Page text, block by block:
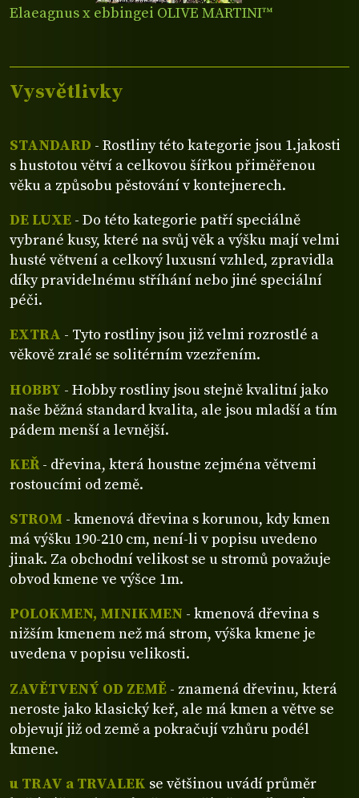
Elaeagnus x ebbingei OLIVE MARTINI™
Vysvětlivky
STANDARD - Rostliny této kategorie jsou 1.jakosti
s hustotou větví a celkovou šířkou přiměřenou
věku a způsobu pěstování v kontejnerech.
DE LUXE - Do této kategorie patří speciálně
vybrané kusy, které na svůj věk a výšku mají velmi
husté větvení a celkový luxusní vzhled, zpravidla
díky pravidelnému stříhání nebo jiné speciální
péči.
EXTRA - Tyto rostliny jsou již velmi rozrostlé a
věkově zralé se solitérním vzezřením.
HOBBY - Hobby rostliny jsou stejně kvalitní jako
naše běžná standard kvalita, ale jsou mladší a tím
pádem menší a levnější.
KEŘ- dřevina, která houstne zejména větvemi
rostoucími od země.
STROM - kmenová dřevina s korunou, kdy kmen
má výšku 190-210 cm, není-li v popisu uvedeno
jinak. Za obchodní velikost se u stromů považuje
obvod kmene ve výšce 1m.
POLOKMEN, MINIKMEN - kmenová dřevina s
nižším kmenem než má strom, výška kmene je
uvedena v popisu velikosti.
ZAVĚTVENÝ OD ZEMĚ - znamená dřevinu, která
neroste jako klasický keř, ale má kmen a větve se
objevují již od země a pokračují vzhůru podél
kmene.
u TRAV a TRVALEK se většinou uvádí průměr